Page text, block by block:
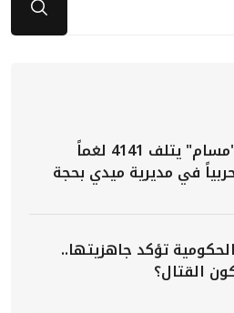
مشروع "مسام" يتلف 4141 لغماً
في مديرية ميدي بحجة
تؤكد جاهزيتها..
القتال؟